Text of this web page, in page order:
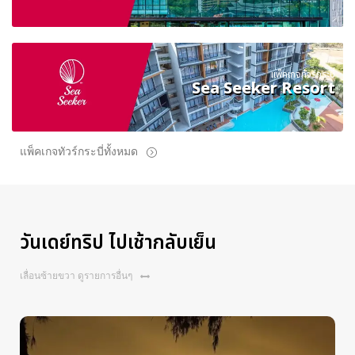
แพ็คเกจทัวร์กระบี่
Sea Seeker Resort
แพ็คเกจทัวร์กระบี่ทั้งหมด
วันเดย์ทริป ไปเช้ากลับเย็น
เลื่อนซ้ายขวา ดูรายการอื่นๆ